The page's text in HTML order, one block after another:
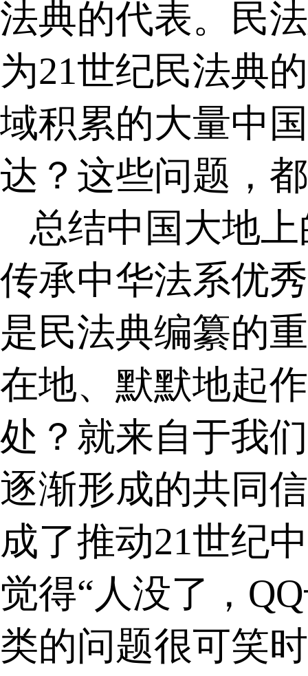
法典的代表。民
为21世纪民法典
域积累的大量中
达？这些问题，
总结中国大地
传承中华法系优
是民法典编纂的
在地、默默地起
处？就来自于我
逐渐形成的共同
成了推动21世纪
觉得“人没了， QQ
类的问题很可笑